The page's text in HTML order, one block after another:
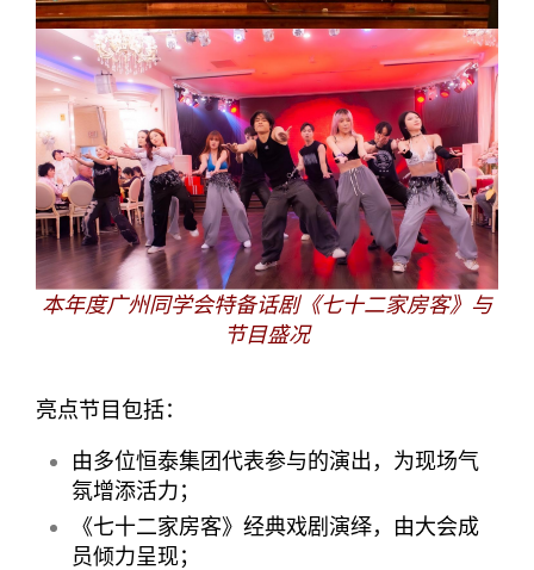
本年度广州同学会特备话剧《七十二家房客》与
节目盛况
亮点节目包括：
由多位恒泰集团代表参与的演出，为现场气
氛增添活力；
《七十二家房客》经典戏剧演绎，由大会成
员倾力呈现；